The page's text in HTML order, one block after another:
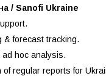
/ Sanofi Ukraine
& forecast tracking.
hoc analysis.
of regular reports for